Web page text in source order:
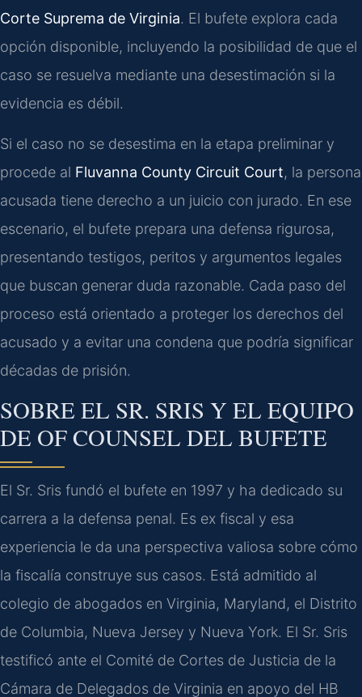
Corte Suprema de Virginia. El bufete explora cada
opción disponible, incluyendo la posibilidad de que el
caso se resuelva mediante una desestimación si la
evidencia es débil.
Si el caso no se desestima en la etapa preliminar y
procede al Fluvanna County Circuit Court, la persona
acusada tiene derecho a un juicio con jurado. En ese
escenario, el bufete prepara una defensa rigurosa,
presentando testigos, peritos y argumentos legales
que buscan generar duda razonable. Cada paso del
proceso está orientado a proteger los derechos del
acusado y a evitar una condena que podría significar
décadas de prisión.
SOBRE EL SR. SRIS Y EL EQUIPO
DE OF COUNSEL DEL BUFETE
El Sr. Sris fundó el bufete en 1997 y ha dedicado su
carrera a la defensa penal. Es ex fiscal y esa
experiencia le da una perspectiva valiosa sobre cómo
la fiscalía construye sus casos. Está admitido al
colegio de abogados en Virginia, Maryland, el Distrito
de Columbia, Nueva Jersey y Nueva York. El Sr. Sris
testificó ante el Comité de Cortes de Justicia de la
Cámara de Delegados de Virginia en apoyo del HB